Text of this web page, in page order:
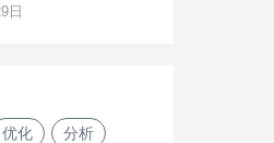
日
优化 分析